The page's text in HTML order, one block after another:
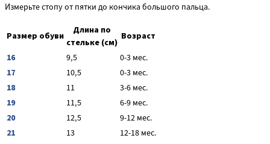
Измерьте стопу от пятки до кончика большого пальца.
Размер обуви
Длина по
стельке (см)
Возраст
16
9,5
0-3 мес.
17
10,5
0-3 мес.
18
11
3-6 мес.
19
11,5
6-9 мес.
20
12,5
9-12 мес.
21
13
12-18 мес.